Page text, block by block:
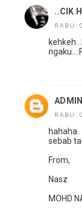
..CIK
RABU,
ADMIN
RABU,
sebab
From,
Nasz
MOHD